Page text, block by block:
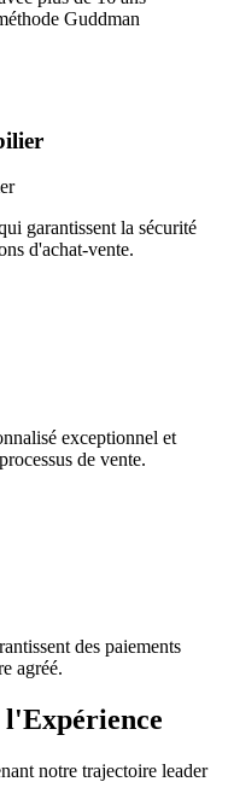
Guddman
garantissent la sécurité
d'achat-vente.
exceptionnel et
de vente.
des paiements
agréé.
notre trajectoire leader